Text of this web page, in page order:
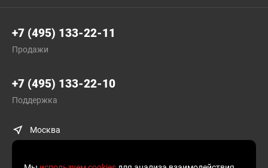
+7 (495) 133-22-11
Продажи
+7 (495) 133-22-10
Поддержка
Москва